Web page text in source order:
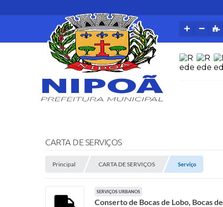
CARTA DE SERVIÇOS
Principal CARTA DE SERVIÇOS Serviço
SERVIÇOS URBANOS
Conserto de Bocas de Lobo, Bocas